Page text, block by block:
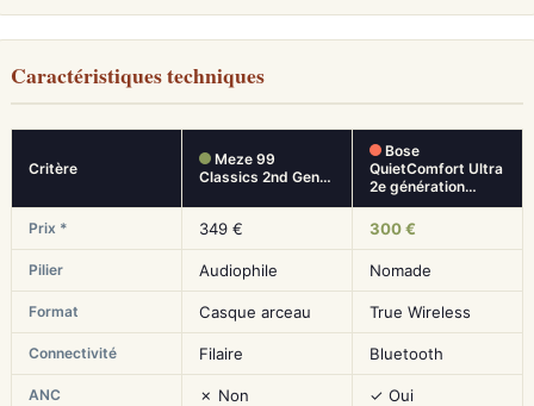
Caractéristiques techniques
Critère
Meze 99
Classics 2nd Gen…
Bose
QuietComfort Ultra
2e génération…
Prix * 349 € 300 €
Pilier Audiophile Nomade
Format Casque arceau True Wireless
Connectivité Filaire Bluetooth
ANC ✗ Non ✓ Oui